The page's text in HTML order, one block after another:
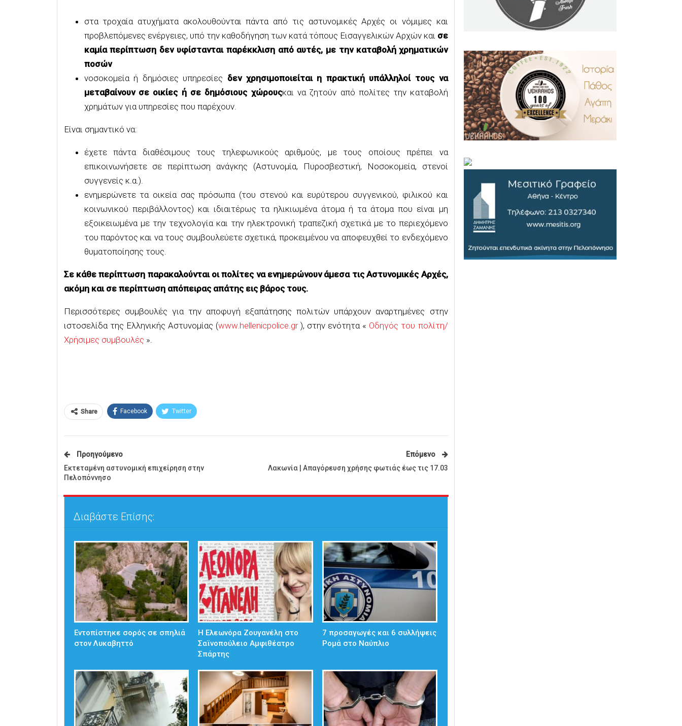
στα τροχαία ατυχήματα ακολουθούνται πάντα από τις αστυνομικές Αρχές οι νόμιμες και
προβλεπόμενες ενέργειες, υπό την καθοδήγηση των κατά τόπους Εισαγγελικών Αρχών και σε
καμία περίπτωση δεν υφίστανται παρέκκλιση από αυτές, με την καταβολή χρηματικών
ποσών
νοσοκομεία ή δημόσιες υπηρεσίες δεν χρησιμοποιείται η πρακτική υπάλληλοί τους να
μεταβαίνουν σε οικίες ή σε δημόσιους χώρουςκαι να ζητούν από πολίτες την καταβολή
χρημάτων για υπηρεσίες που παρέχουν.
Είναι σημαντικό να:
έχετε πάντα διαθέσιμους τους τηλεφωνικούς αριθμούς, με τους οποίους πρέπει να
επικοινωνήσετε σε περίπτωση ανάγκης (Αστυνομία, Πυροσβεστική, Νοσοκομεία, στενοί
συγγενείς κ.α.).
ενημερώνετε τα οικεία σας πρόσωπα (του στενού και ευρύτερου συγγενικού, φιλικού και
κοινωνικού περιβάλλοντος) και ιδιαιτέρως τα ηλικιωμένα άτομα ή τα άτομα που είναι μη
εξοικειωμένα με την τεχνολογία και την ηλεκτρονική τραπεζική σχετικά με το περιεχόμενο
του παρόντος και να τους συμβουλεύετε σχετικά, προκειμένου να αποφευχθεί το ενδεχόμενο
θυματοποίησης τους.
Σε κάθε περίπτωση παρακαλούνται οι πολίτες να ενημερώνουν άμεσα τις Αστυνομικές Αρχές,
ακόμη και σε περίπτωση απόπειρας απάτης εις βάρος τους.
Περισσότερες συμβουλές για την αποφυγή εξαπάτησης πολιτών υπάρχουν αναρτημένες στην
ιστοσελίδα της Ελληνικής Αστυνομίας (www.hellenicpolice.gr ), στην ενότητα « Οδηγός του πολίτη/
Χρήσιμες συμβουλές ».
Share Facebook Twitter
Προηγούμενο
Εκτεταμένη αστυνομική επιχείρηση στην
Πελοπόννησο
Επόμενο
Λακωνία | Απαγόρευση χρήσης φωτιάς έως τις 17.03
Διαβάστε Επίσης:
Εντοπίστηκε σορός σε σπηλιά
στον Λυκαβηττό
Η Ελεωνόρα Ζουγανέλη στο
Σαϊνοπούλειο Αμφιθέατρο
Σπάρτης
7 προσαγωγές και 6 συλλήψεις
Ρομά στο Ναύπλιο